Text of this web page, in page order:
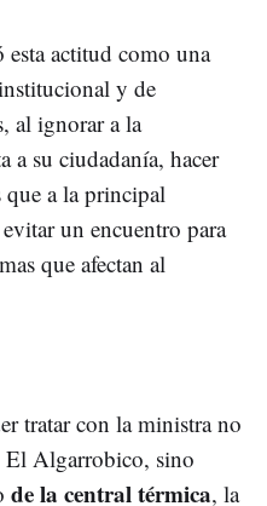
actitud como una
y de
al ignorar a la
a su ciudadanía, hacer
que a la principal
un encuentro para
que afectan al
tratar con la ministra no
El Algarrobico, sino
de la central térmica, la